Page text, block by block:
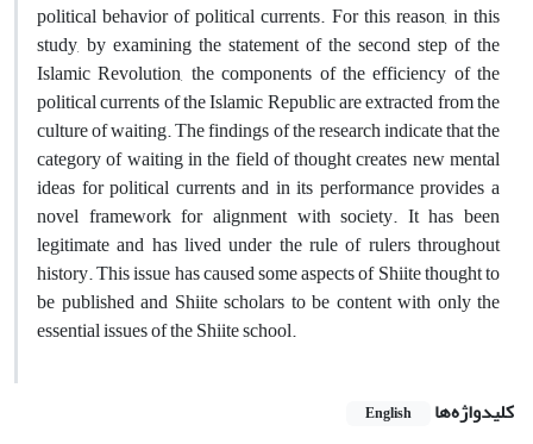
political behavior of political currents. For this reason, in this
study, by examining the statement of the second step of the
Islamic Revolution, the components of the efficiency of the
political currents of the Islamic Republic are extracted from the
culture of waiting. The findings of the research indicate that the
category of waiting in the field of thought creates new mental
ideas for political currents and in its performance provides a
novel framework for alignment with society. It has been
legitimate and has lived under the rule of rulers throughout
history. This issue has caused some aspects of Shiite thought to
be published and Shiite scholars to be content with only the
essential issues of the Shiite school.
کلیدواژه‌ها English